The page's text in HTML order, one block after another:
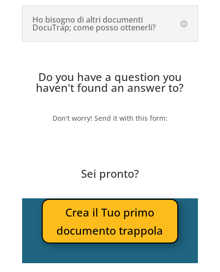
Ho bisogno di altri documenti
DocuTrap; come posso ottenerli?
Do you have a question you
haven't found an answer to?
Don't worry! Send it with this form:
Sei pronto?
Crea il Tuo primo
documento trappola